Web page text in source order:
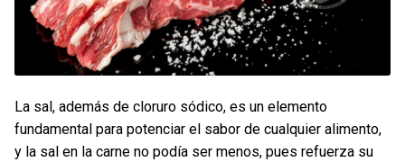
La sal, además de cloruro sódico, es un elemento
fundamental para potenciar el sabor de cualquier alimento,
y la sal en la carne no podía ser menos, pues refuerza su